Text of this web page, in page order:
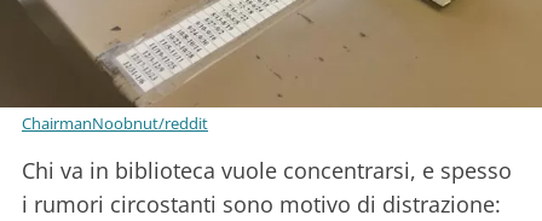
ChairmanNoobnut/reddit
Chi va in biblioteca vuole concentrarsi, e spesso
i rumori circostanti sono motivo di distrazione: